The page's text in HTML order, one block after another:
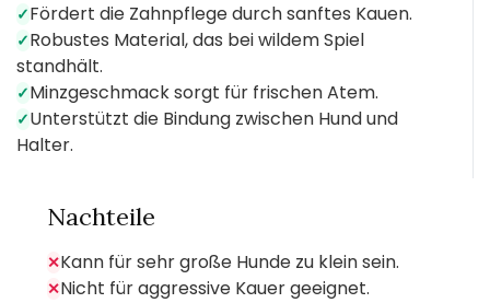
✓Fördert die Zahnpflege durch sanftes Kauen.
✓Robustes Material, das bei wildem Spiel
standhält.
✓Minzgeschmack sorgt für frischen Atem.
✓Unterstützt die Bindung zwischen Hund und
Halter.
Nachteile
✕Kann für sehr große Hunde zu klein sein.
✕Nicht für aggressive Kauer geeignet.